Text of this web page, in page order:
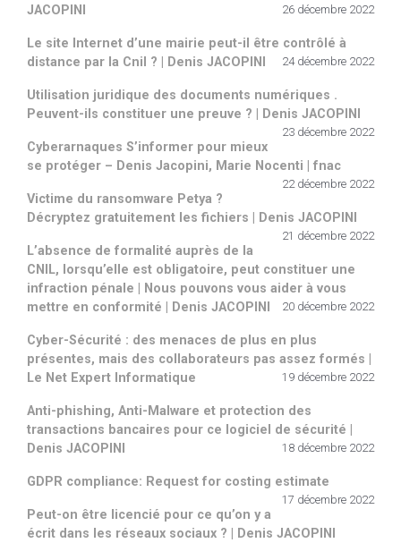
JACOPINI
26 décembre 2022
Le site Internet d’une mairie peut-il être contrôlé à
distance par la Cnil ? | Denis JACOPINI
24 décembre 2022
Utilisation juridique des documents numériques .
Peuvent-ils constituer une preuve ? | Denis JACOPINI
23 décembre 2022
Cyberarnaques S’informer pour mieux
se protéger – Denis Jacopini, Marie Nocenti | fnac
22 décembre 2022
Victime du ransomware Petya ?
Décryptez gratuitement les fichiers | Denis JACOPINI
21 décembre 2022
L’absence de formalité auprès de la
CNIL, lorsqu’elle est obligatoire, peut constituer une
infraction pénale | Nous pouvons vous aider à vous
mettre en conformité | Denis JACOPINI
20 décembre 2022
Cyber-Sécurité : des menaces de plus en plus
présentes, mais des collaborateurs pas assez formés |
Le Net Expert Informatique
19 décembre 2022
Anti-phishing, Anti-Malware et protection des
transactions bancaires pour ce logiciel de sécurité |
Denis JACOPINI
18 décembre 2022
GDPR compliance: Request for costing estimate
17 décembre 2022
Peut-on être licencié pour ce qu’on y a
écrit dans les réseaux sociaux ? | Denis JACOPINI